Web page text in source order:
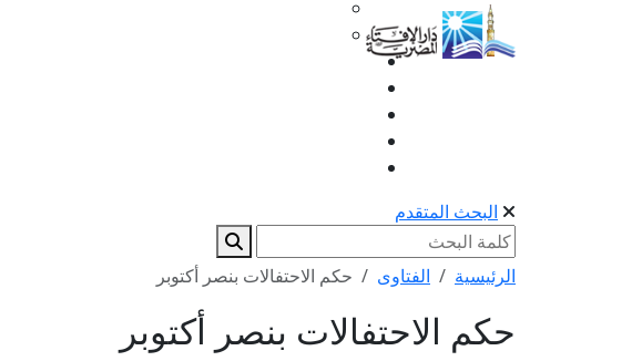
البحث المتقدم
الرئيسية الفتاوى حكم الاحتفالات بنصر أكتوبر
حكم الاحتفالات بنصر أكتوبر